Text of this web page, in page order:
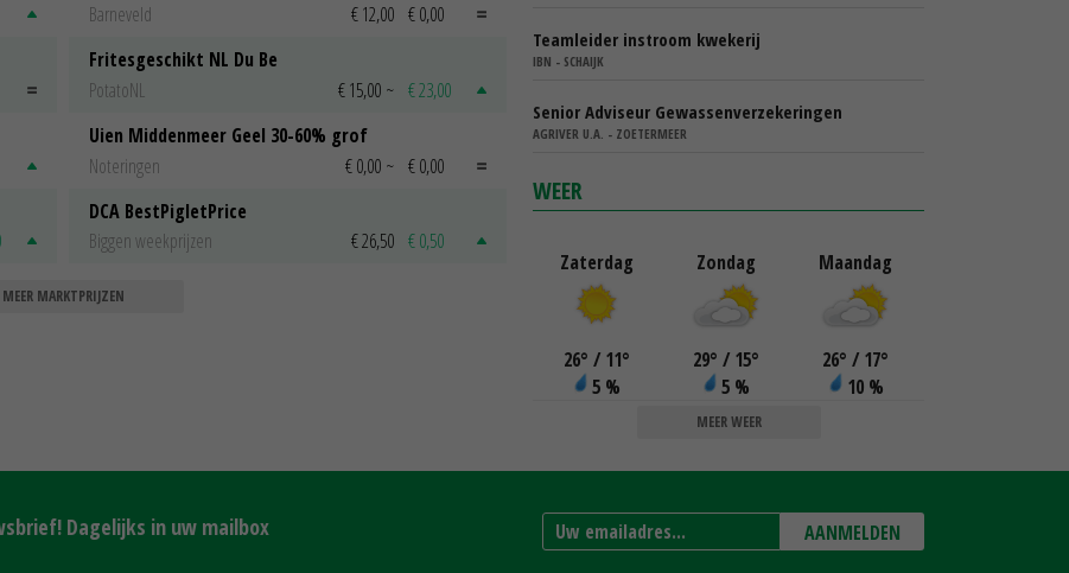
Barneveld
€ 12,00 € 0,00
Fritesgeschikt NL Du Be
PotatoNL
€ 15,00 ~ € 23,00
Uien Middenmeer Geel 30-60% grof
Noteringen
€ 0,00 ~ € 0,00
DCA BestPigletPrice
Biggen weekprijzen
€ 26,50 € 0,50
MEER MARKTPRIJZEN
Teamleider instroom kwekerij
IBN - SCHAIJK
Senior Adviseur Gewassenverzekeringen
AGRIVER U.A. - ZOETERMEER
WEER
Zaterdag
26° / 11°
5 %
Zondag
29° / 15°
5 %
Maandag
26° / 17°
10 %
MEER WEER
Dagelijks in uw mailbox AANMELDEN